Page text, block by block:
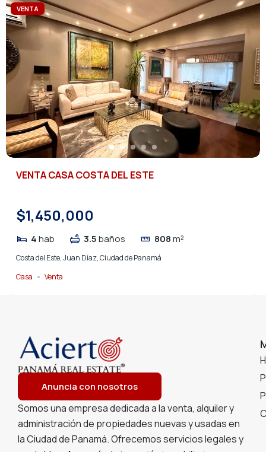
VENTA
VENTA CASA COSTA DEL ESTE
$1,450,000
4hab 3.5baños 808m²
Costa del Este, Juan Díaz, Ciudad de Panamá
Casa
Venta
Anuncia con nosotros
Somos una empresa dedicada a la venta, alquiler y
administración de propiedades nuevas y usadas en
la Ciudad de Panamá. Ofrecemos servicios legales y